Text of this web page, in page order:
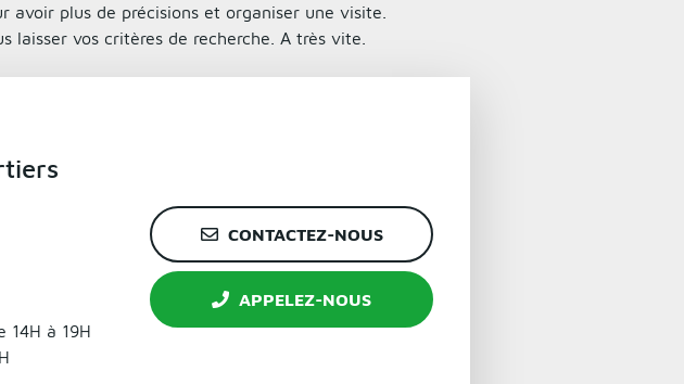
plus de précisions et organiser une visite.
laisser vos critères de recherche. A très vite.
14H à 19H
CONTACTEZ-NOUS
APPELEZ-NOUS